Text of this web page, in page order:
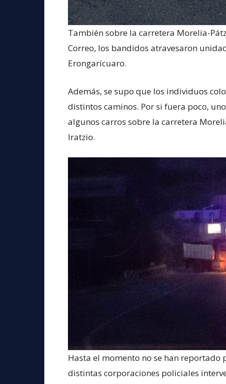
También sobre la carretera Morelia-
Correo, los bandidos atravesaron
Erongarícuaro.
Además, se supo que los individuos
distintos caminos. Por si fuera poco,
algunos carros sobre la carretera
Iratzio.
Hasta el momento no se han reportado
distintas corporaciones policiales